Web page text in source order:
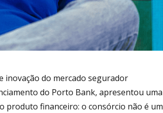
inovação do mercado segurador
do Porto Bank, apresentou uma
produto financeiro: o consórcio não é um